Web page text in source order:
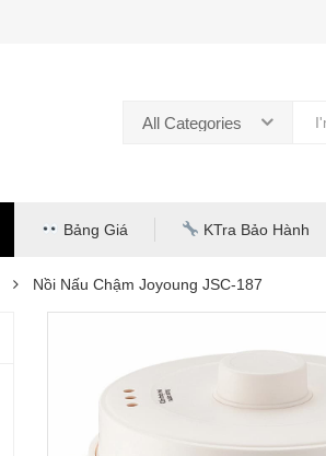
All Categories
Bảng Giá KTra Bảo Hành
Nồi Nấu Chậm Joyoung JSC-187